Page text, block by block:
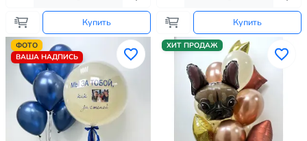
Купить Купить
ФОТО
ВАША НАДПИСЬ
ХИТ ПРОДАЖ